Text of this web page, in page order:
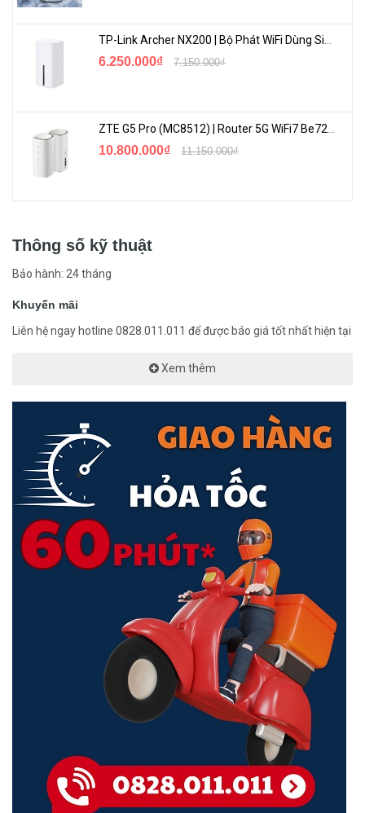
6.250.000₫ 7.150.000₫
10.800.000₫ 11.150.000₫
Thông số kỹ thuật
Bảo hành: 24 tháng
Khuyến mãi
Liên hệ ngay hotline 0828.011.011 để được báo giá tốt nhất hiện tại
Xem thêm